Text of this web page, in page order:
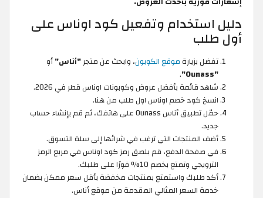
دليل استخدام وتفعيل كود اوناس على
أول طلب
تفضل بزيارة موقع الكوبون، وابحث عن متجر"أناس"أو
"Ounass"
.
شاهد قائمة بأفضل عروض وكوبونات اوناس قطر في 2026.
انسخ كود خصم اوناس اول طلب من هنا.
حمّل تطبيق أناس Ounass على هاتفك، ثم قم بإنشاء حساب
جديد.
أضف المنتجات التي ترغب في شرائها إلى سلة التسوق.
في صفحة الدفع، قم بلصق رمز كود اوناس في مربع الرمز
الترويجي وتمتع بخصم 10% فورًا على طلبك.
أكد طلبك واستمتع بمنتجات مخفضة بأقل سعر ممكن بضمان
خدمة السعر المثالي المقدمة من موقع أناس.